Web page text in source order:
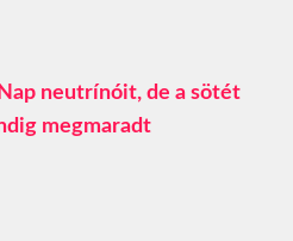
neutrínóit, de a sötét
megmaradt